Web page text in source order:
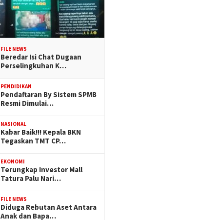
FILE NEWS
Beredar Isi Chat Dugaan
Perselingkuhan K…
PENDIDIKAN
Pendaftaran By Sistem SPMB
Resmi Dimulai…
NASIONAL
Kabar Baik!!! Kepala BKN
Tegaskan TMT CP…
EKONOMI
Terungkap Investor Mall
Tatura Palu Nari…
FILE NEWS
Diduga Rebutan Aset Antara
Anak dan Bapa…